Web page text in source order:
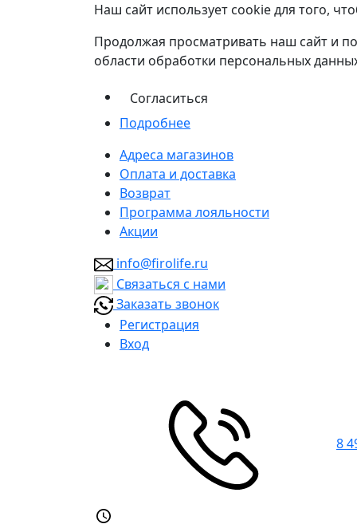
Наш сайт использует cookie для того,
Продолжая просматривать наш сайт и
области обработки персональных
Согласиться
Подробнее
Адреса магазинов
Оплата и доставка
Возврат
Программа лояльности
Акции
info@firolife.ru
Связаться с нами
Заказать звонок
Регистрация
Вход
8